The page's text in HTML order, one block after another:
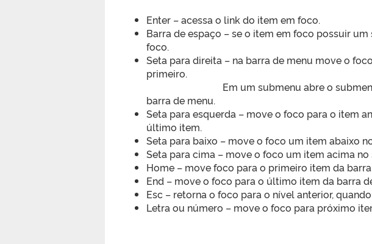
Enter – acessa o link do item em foco.
Barra de espaço – se o item em foco possuir
foco.
Seta para direita – na barra de menu move o
primeiro.
Em um submenu abre o
barra de menu.
Seta para esquerda – move o foco para o item
último item.
Seta para baixo – move o foco um item abaixo
Seta para cima – move o foco um item acima no
Home – move foco para o primeiro item da
End – move o foco para o último item da barra
Esc – retorna o foco para o nível anterior,
Letra ou número – move o foco para próximo